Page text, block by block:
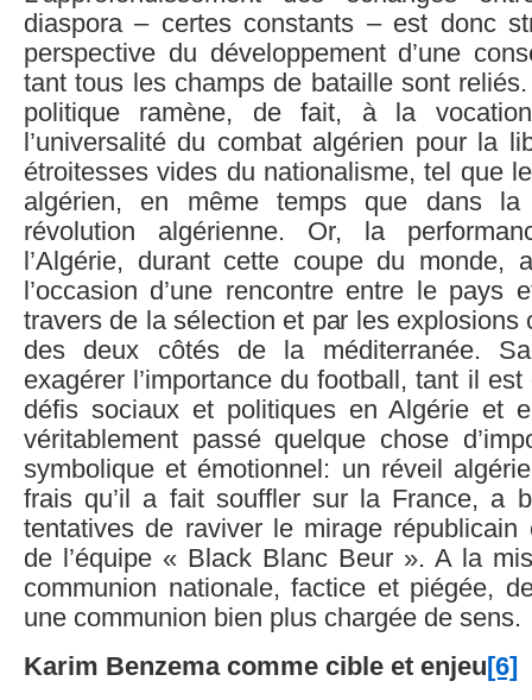
diaspora – certes constants – est donc
perspective du développement d’une
tant tous les champs de bataille sont
politique ramène, de fait, à la
l’universalité du combat algérien pour la
étroitesses vides du nationalisme, tel que
algérien, en même temps que dans
révolution algérienne. Or, la
l’Algérie, durant cette coupe du monde,
l’occasion d’une rencontre entre le pays
travers de la sélection et par les explosions
des deux côtés de la méditerranée.
exagérer l’importance du football, tant il
défis sociaux et politiques en Algérie et
véritablement passé quelque chose
symbolique et émotionnel: un réveil
frais qu’il a fait souffler sur la France, a
tentatives de raviver le mirage républicain
de l’équipe « Black Blanc Beur ». A la
communion nationale, factice et piégée,
une communion bien plus chargée de sens.
Karim Benzema comme cible et enjeu [6]